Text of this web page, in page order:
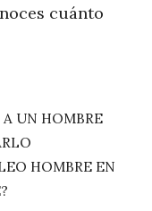
cuánto
A UN HOMBRE
HOMBRE EN